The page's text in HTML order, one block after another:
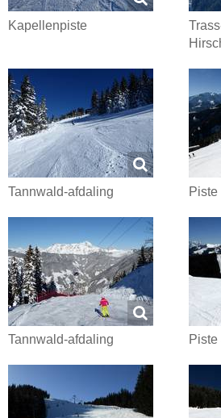
Kapellenpiste
Tannwald-afdaling
Tannwald-afdaling Piste